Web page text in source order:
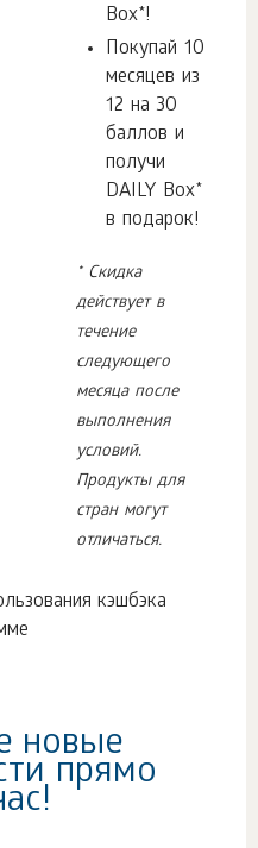
Box*!
Покупай 10
месяцев из
12 на 30
баллов и
получи
DAILY Box*
в подарок!
* Скидка
действует в
течение
следующего
месяца после
выполнения
условий.
Продукты для
стран могут
отличаться.
кэшбэка
новые
прямо